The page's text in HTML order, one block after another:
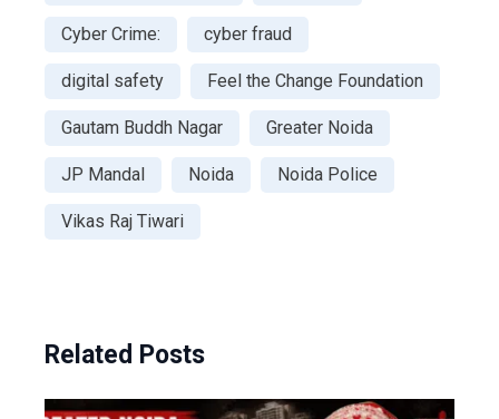
Cyber Crime: cyber fraud
digital safety Feel the Change Foundation
Gautam Buddh Nagar Greater Noida
JP Mandal Noida Noida Police
Vikas Raj Tiwari
Related Posts